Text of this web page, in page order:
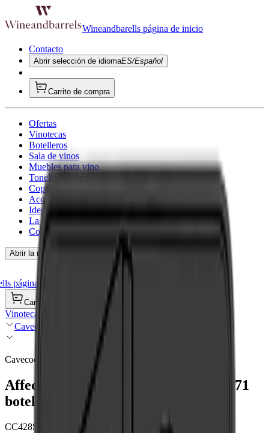
Wineandbarells página de inicio
Contacto
Abrir selección de idiomaES/Español
Carrito de compra
Ofertas
Vinotecas
Botelleros
Sala de vinos
Muebles para vino
Toneles de vino
Copa de vino
Accesorios para vino
Ideas de regalo
La inspiración
Consultoría
Abrir la navegación
página de inicio
Carrito de compra
Vinotecas
Cavecool
Cavecool
Affection Onyx - Essential Edition - 171
botellas - 1 temperatura - Negro
CC428SB-SE-1